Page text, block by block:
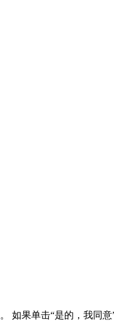
。 如果单击“是的，我同